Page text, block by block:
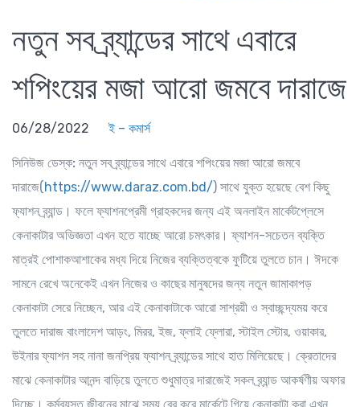
নতুন সব ব্র্যান্ডের সাথে এবারে
শপিংয়ের মজা আরো জমবে দারাজে
06/28/2022 ই – কমার্স
সিনিউজ ডেস্ক: নতুন সব ব্র্যান্ডের সাথে এবারে শপিংয়ের মজা আরো জমবে
দারাজে(https://www.daraz.com.bd/) সাথে যুক্ত হয়েছে বেশ কিছু
ফ্যাশন ব্র্যান্ড। ফলে ফ্যাশনপ্রেমী গ্রাহকদের জন্য এই অনলাইন মার্কেটপ্লেসে
কেনাকাটার অভিজ্ঞতা এখন হতে যাচ্ছে আরো চমৎকার। ফ্যাশন-সচেতন ব্যক্তি
মাত্রই পোশাকআশাকের মধ্য দিয়ে নিজের ব্যক্তিত্বকে ফুটিয়ে তুলতে চান। ঈদকে
সামনে রেখে অনেকেই এখন নিজের ও কাছের মানুষদের জন্য নতুন জামাকাপড়
কেনাকাটা সেরে নিচ্ছেন, আর এই কেনাকাটাকে আরো সাশ্রয়ী ও স্বাচ্ছন্দ্যময় করে
তুলতে দারাজ বাংলাদেশ আড়ং, মিরর, ইজ, ফ্লাই ফ্লোরা, স্টাইল স্টোর, ওয়াকার,
উইনার ফ্যাশন সহ নানা জনপ্রিয় ফ্যাশন ব্র্যান্ডের সাথে হাত মিলিয়েছে। ক্রেতাদের
মাঝে কেনাকাটার আনন্দ বাড়িয়ে তুলতে শুধুমাত্র দারাজেই সকল ব্র্যান্ড আকর্ষণীয় অফার